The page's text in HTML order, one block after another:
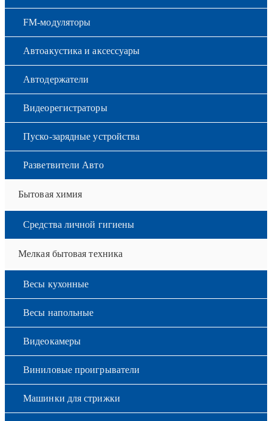
FM-модуляторы
Автоакустика и аксессуары
Автодержатели
Видеорегистраторы
Пуско-зарядные устройства
Разветвители Авто
Бытовая химия
Средства личной гигиены
Мелкая бытовая техника
Весы кухонные
Весы напольные
Видеокамеры
Виниловые проигрыватели
Машинки для стрижки